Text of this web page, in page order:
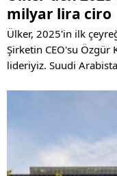
milyar lira ciro
Ülker, 2025'in ilk
Şirketin CEO'su Özgür
lideriyiz. Suudi